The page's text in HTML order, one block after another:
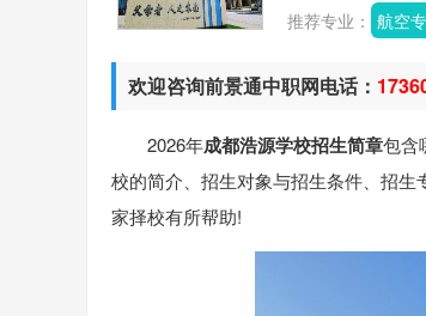
推荐专业： 航空
欢迎咨询前景通中职网电话：
2026年成都浩源学校招生简章包含
校的简介、招生对象与招生条件、招
家择校有所帮助!